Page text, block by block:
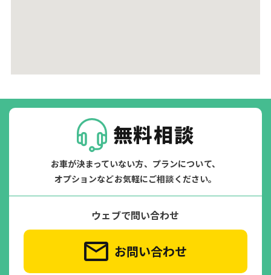
無料相談
お車が決まっていない方、プランについて、
オプションなどお気軽にご相談ください。
ウェブで問い合わせ
お問い合わせ